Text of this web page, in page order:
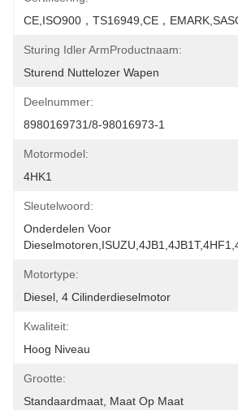
CE,ISO900，TS16949,CE，
Sturing Idler ArmProductnaam:
Sturend Nuttelozer Wapen
Deelnummer:
8980169731/8-98016973-1
Motormodel:
4HK1
Sleutelwoord:
Onderdelen Voor
Motortype:
Diesel, 4 Cilinderdieselmotor
Kwaliteit:
Hoog Niveau
Grootte:
Standaardmaat, Maat Op Maat